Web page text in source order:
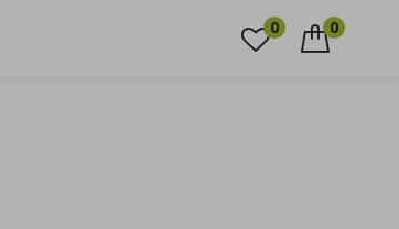
0744.351.349
0 0